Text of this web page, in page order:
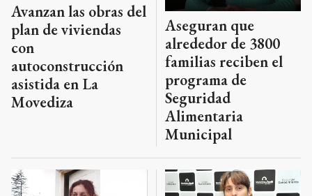
Avanzan las obras del
plan de viviendas
con
autoconstrucción
asistida en La
Movediza
Aseguran que
alrededor de 3800
familias reciben el
programa de
Seguridad
Alimentaria
Municipal